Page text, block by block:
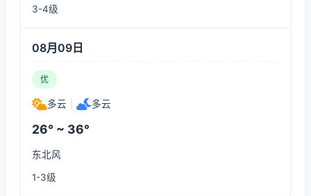
3-4级
08月09日
优
多云 多云
26° ~ 36°
东北风
1-3级